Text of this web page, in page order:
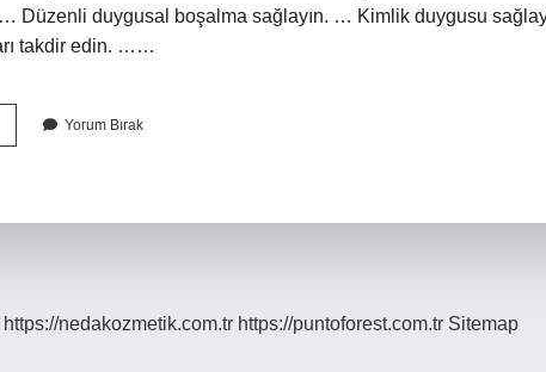
… Düzenli duygusal boşalma sağlayın. … Kimlik duygusu
takdir edin. ……
Yorum Bırak
https://nedakozmetik.com.tr https://puntoforest.com.tr Sitemap